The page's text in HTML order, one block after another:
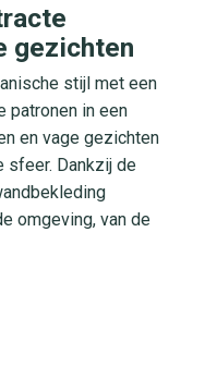
gezichten
stijl met een
patronen in een
en vage gezichten
sfeer. Dankzij de
omgeving, van de